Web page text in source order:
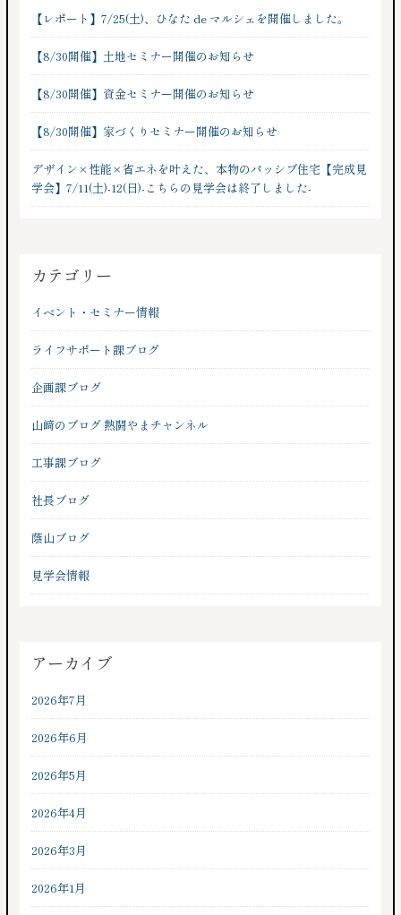
【レポート】7/25(土)、ひなた de マルシェを開催しました。
【8/30開催】土地セミナー開催のお知らせ
【8/30開催】資金セミナー開催のお知らせ
【8/30開催】家づくりセミナー開催のお知らせ
デザイン×性能×省エネを叶えた、本物のパッシブ住宅【完成見
学会】7/11(土)-12(日)-こちらの見学会は終了しました-
カテゴリー
イベント・セミナー情報
ライフサポート課ブログ
企画課ブログ
山﨑のブログ 熱闘やまチャンネル
工事課ブログ
社長ブログ
蔭山ブログ
見学会情報
アーカイブ
2026年7月
2026年6月
2026年5月
2026年4月
2026年3月
2026年1月